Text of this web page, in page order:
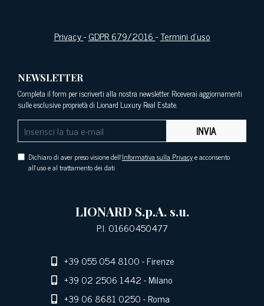
Privacy-GDPR 679/2016-Termini d’uso
NEWSLETTER
Completa il form per iscriverti alla nostra newsletter. Riceverai aggiornamenti
sulle esclusive proprietà di Lionard Luxury Real Estate.
INVIA
Dichiaro di aver preso visione dell'Informativa sulla Privacye acconsento
all'uso e al trattamento dei dati
LIONARD S.p.A. s.u.
P.I. 01660450477
+39 055 054 8100- Firenze
+39 02 2506 1442- Milano
+39 06 8681 0250- Roma